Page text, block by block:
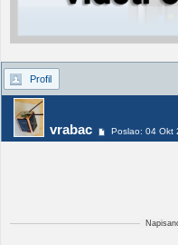
Profil
vrabac Poslao: 04 Okt